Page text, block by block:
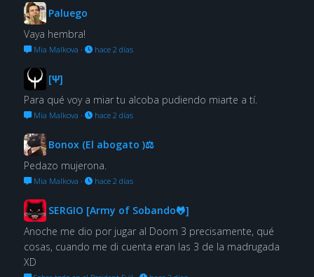
Paluego
Vaya hembra!
Mia Malkova · hace 2 días
[Ψ]
Para qué voy a miar tu alcoba pudiendo miarte a tí.
Mia Malkova · hace 2 días
Bonox (El abogato )⚖
Pedazo mujerona.
Mia Malkova · hace 2 días
SERGIO [Army of Sobando🐸]
Anoche me dio por jugar al Doom 3 precisamente, qué
cosas, cuando me di cuenta eran las 3 de la madrugada
XD